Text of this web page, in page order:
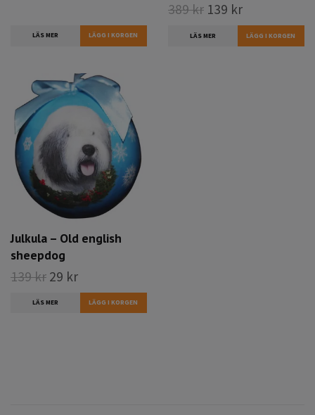
LÄS MER
389 kr 139 kr
LÄS MER
Julkula – Old english
sheepdog
139 kr 29 kr
LÄS MER